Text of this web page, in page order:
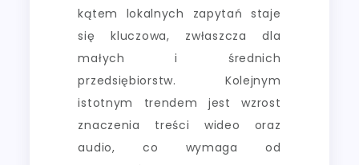
kątem lokalnych zapytań staje
się kluczowa, zwłaszcza dla
małych i średnich
przedsiębiorstw. Kolejnym
istotnym trendem jest wzrost
znaczenia treści wideo oraz
audio, co wymaga od